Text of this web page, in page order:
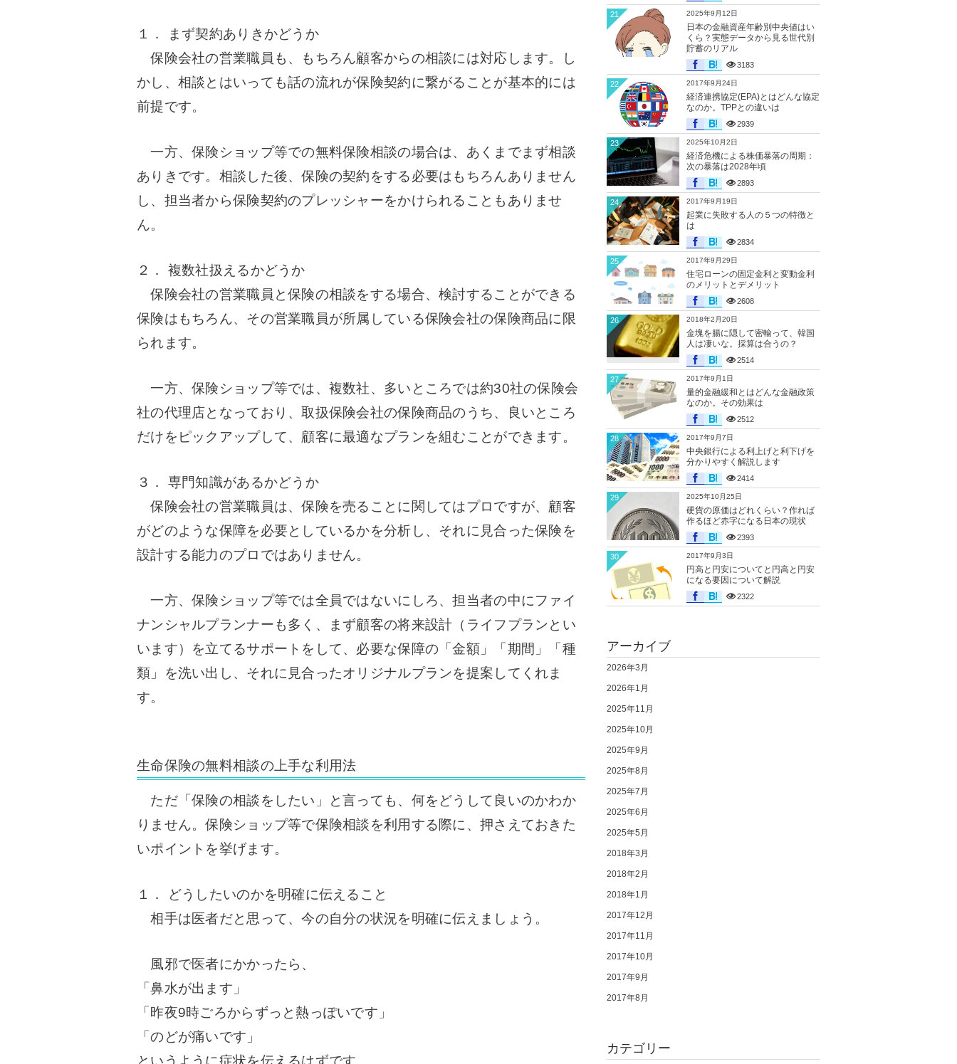
１． まず契約ありきかどうか
保険会社の営業職員も、もちろん顧客からの相談には対応します。
し
かし、相談とはいっても話の流れが保険契約に繋がることが基本的には
前提です。
一方、保険ショップ等での無料保険相談の場合は、あくまでまず相談
ありきです。 相談した後、保険の契約をする必要はもちろんありません
し、担当者から保険契約のプレッシャーをかけられることもありませ
ん。
２． 複数社扱えるかどうか
保険会社の営業職員と保険の相談をする場合、検討することができる
保険はもちろん、その営業職員が所属している保険会社の保険商品に限
られます。
一方、保険ショップ等では、複数社、多いところでは約30社の保険会
社の代理店となっており、取扱保険会社の保険商品のうち、良いところ
だけをピックアップして、顧客に最適なプランを組むことができます。
３． 専門知識があるかどうか
保険会社の営業職員は、保険を売ることに関してはプロですが、顧客
がどのような保障を必要としているかを分析し、それに見合った保険を
設計する能力のプロではありません。
一方、保険ショップ等では全員ではないにしろ、担当者の中にファイ
ナンシャルプランナーも多く、まず顧客の将来設計（ライフプランとい
います）を立てるサポートをして、必要な保障の「金額」「期間」「種
類」を洗い出し、それに見合ったオリジナルプランを提案してくれま
す。
生命保険の無料相談の上手な利用法
ただ「保険の相談をしたい」と言っても、何をどうして良いのかわか
りません。保険ショップ等で保険相談を利用する際に、押さえておきた
いポイントを挙げます。
１． どうしたいのかを明確に伝えること
相手は医者だと思って、今の自分の状況を明確に伝えましょう。
風邪で医者にかかったら、
「鼻水が出ます」
「昨夜9時ごろからずっと熱っぽいです」
「のどが痛いです」
というように症状を伝えるはずです。
2025年9月12日
日本の金融資産年齢別中央値はい
くら？実態データから見る世代別
貯蓄のリアル
3183
21
2017年9月24日
経済連携協定(EPA)とはどんな協定
なのか。TPPとの違いは
2939
22
2025年10月2日
経済危機による株価暴落の周期：
次の暴落は2028年頃
2893
23
2017年9月19日
起業に失敗する人の５つの特徴と
は
2834
24
2017年9月29日
住宅ローンの固定金利と変動金利
のメリットとデメリット
2608
25
2018年2月20日
金塊を腸に隠して密輸って、韓国
人は凄いな。採算は合うの？
2514
26
2017年9月1日
量的金融緩和とはどんな金融政策
なのか。その効果は
2512
27
2017年9月7日
中央銀行による利上げと利下げを
分かりやすく解説します
2414
28
2025年10月25日
硬貨の原価はどれくらい？作れば
作るほど赤字になる日本の現状
2393
29
2017年9月3日
円高と円安についてと円高と円安
になる要因について解説
2322
30
アーカイブ
2026年3月
2026年1月
2025年11月
2025年10月
2025年9月
2025年8月
2025年7月
2025年6月
2025年5月
2018年3月
2018年2月
2018年1月
2017年12月
2017年11月
2017年10月
2017年9月
2017年8月
カテゴリー